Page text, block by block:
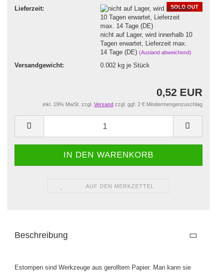
SOLD OUT
Lieferzeit:
nicht auf Lager, wird innerhalb 10
Tagen erwartet, Lieferzeit max.
14 Tage (DE) (Ausland abweichend)
Versandgewicht: 0.002kg je Stück
0,52 EUR
inkl. 19% MwSt. zzgl. Versand zzgl. ggf. 2 € Mindermengenzuschlag
AUF DEN MERKZETTEL
Beschreibung
Estompen sind Werkzeuge aus gerolltem Papier. Man kann sie